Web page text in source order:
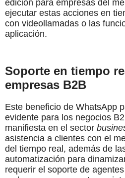
edición para empresas del
ejecutar estas acciones en
con videollamadas o las
aplicación.
Soporte en tiempo
empresas B2B
Este beneficio de WhatsApp
evidente para los negocios
manifiesta en el sector
asistencia a clientes con el
del tiempo real, además de
automatización para
requerir el soporte de